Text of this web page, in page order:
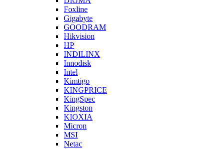
Foxline
Gigabyte
GOODRAM
Hikvision
HP
INDILINX
Innodisk
Intel
Kimtigo
KINGPRICE
KingSpec
Kingston
KIOXIA
Micron
MSI
Netac